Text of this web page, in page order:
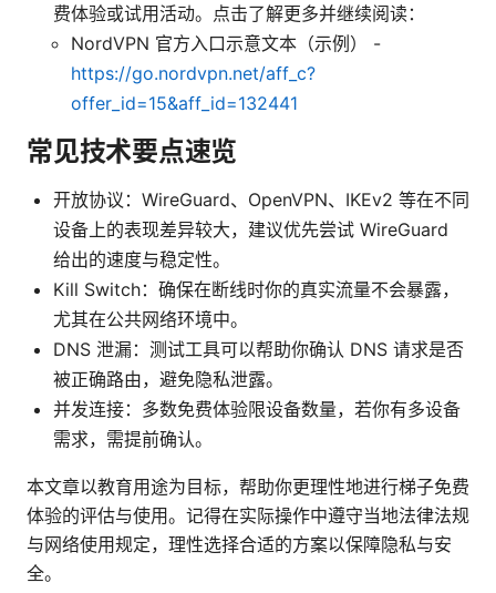
费体验或试用活动。点击了解更多并继续阅读：
NordVPN 官方入口示意文本（示例） -
https://go.nordvpn.net/aff_c?
offer_id=15&aff_id=132441
常见技术要点速览
开放协议：WireGuard、OpenVPN、IKEv2 等在不同
设备上的表现差异较大，建议优先尝试 WireGuard
给出的速度与稳定性。
Kill Switch：确保在断线时你的真实流量不会暴露，
尤其在公共网络环境中。
DNS 泄漏：测试工具可以帮助你确认 DNS 请求是否
被正确路由，避免隐私泄露。
并发连接：多数免费体验限设备数量，若你有多设备
需求，需提前确认。
本文章以教育用途为目标，帮助你更理性地进行梯子免费
体验的评估与使用。记得在实际操作中遵守当地法律法规
与网络使用规定，理性选择合适的方案以保障隐私与安
全。